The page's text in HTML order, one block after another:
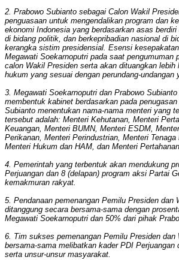
2. Prabowo Subianto sebagai Calon Wakil
penguasaan untuk mengendalikan program dan
ekonomi Indonesia yang berdasarkan asas
di bidang politik, dan berkepribadian nasional di
kerangka sistim presidensial. Esensi
Megawati Soekarnoputri pada saat pengumuman
calon Wakil Presiden serta akan dituangkan lebih
hukum yang sesuai dengan perundang-undangan
3. Megawati Soekarnoputri dan Prabowo
membentuk kabinet berdasarkan pada
Subianto menentukan nama-nama menteri yang
tersebut adalah: Menteri Kehutanan, Menteri
Keuangan, Menteri BUMN, Menteri ESDM,
Perikanan, Menteri Perindustrian, Menteri Tenaga
Menteri Hukum dan HAM, dan Menteri
4. Pemerintah yang terbentuk akan mendukung
Perjuangan dan 8 (delapan) program aksi Partai
kemakmuran rakyat.
5. Pendanaan pemenangan Pemilu Presiden dan
ditanggung secara bersama-sama dengan
Megawati Soekarnoputri dan 50% dari pihak
6. Tim sukses pemenangan Pemilu Presiden dan
bersama-sama melibatkan kader PDI Perjuangan
serta unsur-unsur masyarakat.